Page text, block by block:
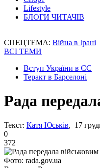
Lifestyle
БЛОГИ ЧИТАЧІВ
СПЕЦТЕМА: Війна в Ірані
ВСІ ТЕМИ
Вступ України в ЄС
Теракт в Барселоні
Рада
Текст: Катя Юськів, 17
0
372
Фото: rada.gov.ua